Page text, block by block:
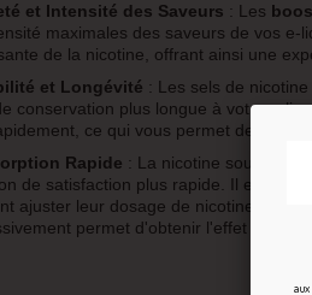
et Intensité des Saveurs : Les
maximales des saveurs de vos
de la nicotine, offrant ainsi une
et Longévité : Les sels de
conservation plus longue à votre e-
ce qui vous permet de
Rapide : La nicotine sous
de satisfaction plus rapide. Il est
ajuster leur dosage de nicotine en
permet d'obtenir l'effet désiré